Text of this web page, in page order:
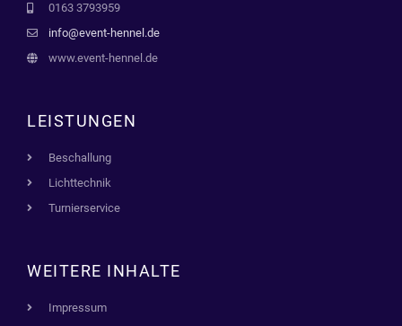
0163 3793959
info@event-hennel.de
www.event-hennel.de
LEISTUNGEN
Beschallung
Lichttechnik
Turnierservice
WEITERE INHALTE
Impressum